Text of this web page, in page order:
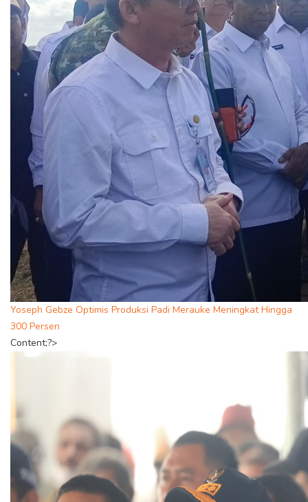
Yoseph Gebze Optimis Produksi Padi Merauke Meningkat Hingga
300 Persen
Content;?>